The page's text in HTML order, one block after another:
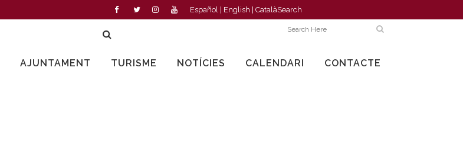
Español English CatalàSearch
AJUNTAMENT TURISME NOTÍCIES CALENDARI CONTACTE